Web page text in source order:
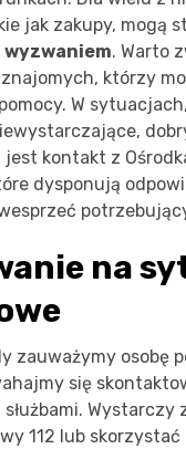
jak zakupy, mogą
. Warto
którzy
W
kontakt z
dysponują
na
zauważymy osobę
się
Wystarczy
112 lub skorzystać